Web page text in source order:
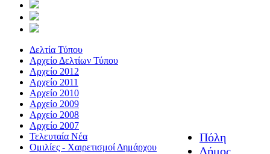
Δελτία Τύπου
Αρχείο Δελτίων Τύπου
Αρχείο 2012
Αρχείο 2011
Αρχείο 2010
Αρχείο 2009
Αρχείο 2008
Αρχείο 2007
Τελευταία Νέα
Ομιλίες - Χαιρετισμοί Δημάρχου
Πόλη
Δήμος